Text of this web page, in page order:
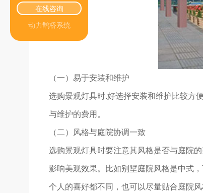
（一）易于安装和维护
选购景观灯具时.好选择安装和维护比较方
与维护的费用。
（二）风格与庭院协调一致
选购景观灯具时要注意其风格是否与庭院
影响美观效果。比如别墅庭院风格是中式
个人的喜好都不同，也可以尽量贴合庭院风
在线咨询
动力鹊桥系统